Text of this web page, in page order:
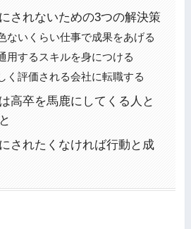
されないための3つの解決策
ないくらい仕事で成果をあげる
用するスキルを身につける
く評価される会社に転職する
高卒を馬鹿にしてくる人と
されたくなければ行動と成